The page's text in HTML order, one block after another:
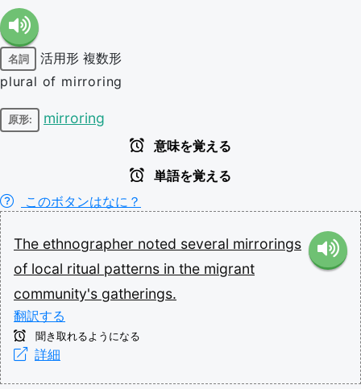
名詞 活用形 複数形
plural of mirroring
原形: mirroring
意味を覚える
単語を覚える
このボタンはなに？
The ethnographer noted several mirrorings
of local ritual patterns in the migrant
community's gatherings.
翻訳する
聞き取れるようになる
詳細